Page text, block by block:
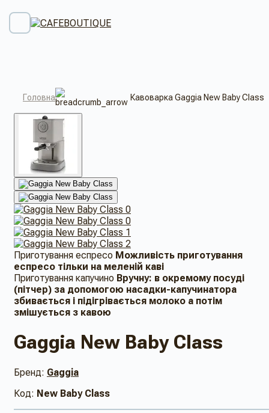
Головна Кавоварка Gaggia New Baby Class
Приготування еспресо Можливість приготування
еспресо тільки на меленій каві
Приготування капучино Вручну: в ​​окремому посуді
(пітчер) за допомогою насадки-капучинатора
збивається і підігрівається молоко а потім
змішується з кавою
Gaggia New Baby Class
Бренд: Gaggia
Код: New Baby Class